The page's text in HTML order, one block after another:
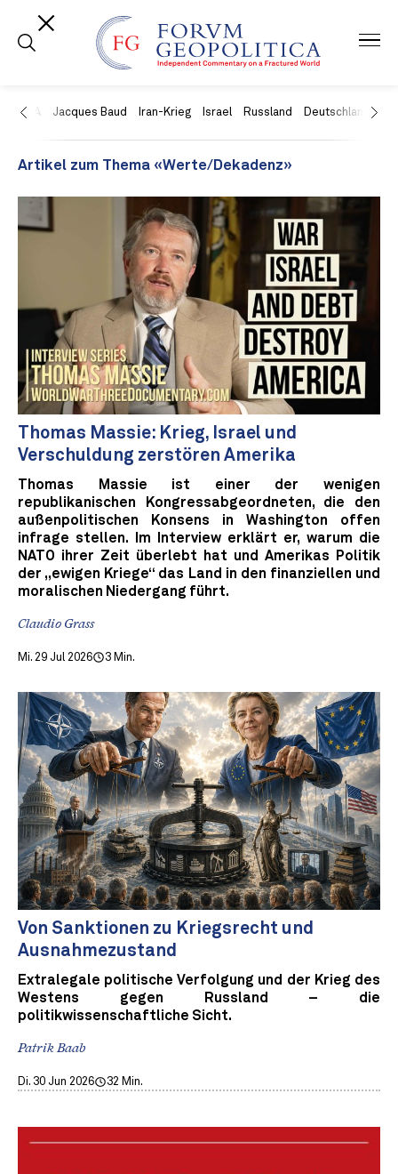
USA Jacques Baud Iran-Krieg Israel Russland Deutschland
Artikel zum Thema «Werte/Dekadenz»
Thomas Massie: Krieg, Israel und
Verschuldung zerstören Amerika
Thomas Massie ist einer der wenigen
republikanischen Kongressabgeordneten, die den
außenpolitischen Konsens in Washington offen
infrage stellen. Im Interview erklärt er, warum die
NATO ihrer Zeit überlebt hat und Amerikas Politik
der „ewigen Kriege“ das Land in den finanziellen und
moralischen Niedergang führt.
Claudio Grass
Mi. 29 Jul 2026 3 Min.
Von Sanktionen zu Kriegsrecht und
Ausnahmezustand
Extralegale politische Verfolgung und der Krieg des
Westens gegen Russland – die
politikwissenschaftliche Sicht.
Patrik Baab
Di. 30 Jun 2026 32 Min.